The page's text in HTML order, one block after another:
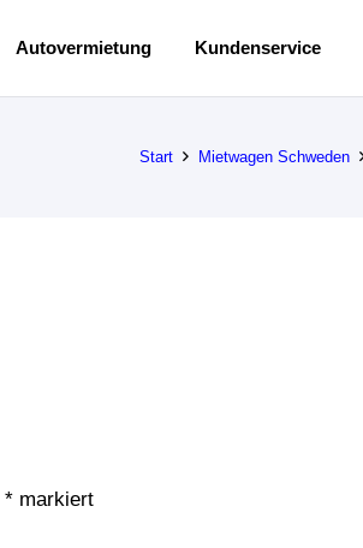
Autovermietung Kundenservice
Start Mietwagen Schweden
* markiert